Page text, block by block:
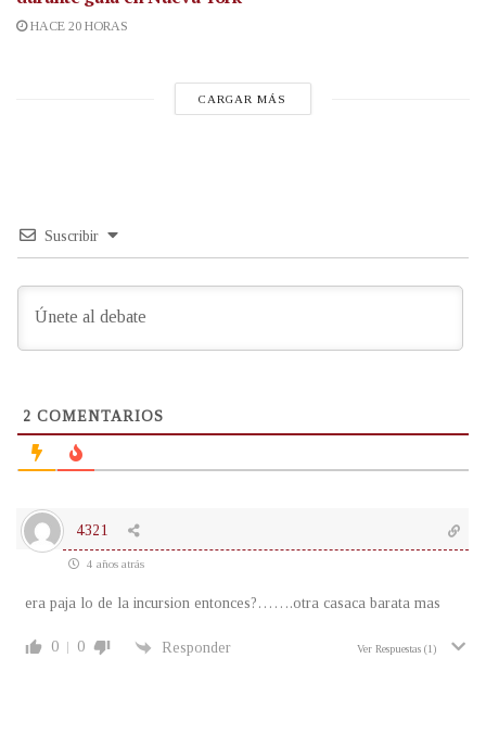
HACE 20 HORAS
CARGAR MÁS
Suscribir
2 COMENTARIOS
4321
4 años atrás
era paja lo de la incursion entonces?…….otra casaca barata mas
0 0 Responder Ver Respuestas (1)